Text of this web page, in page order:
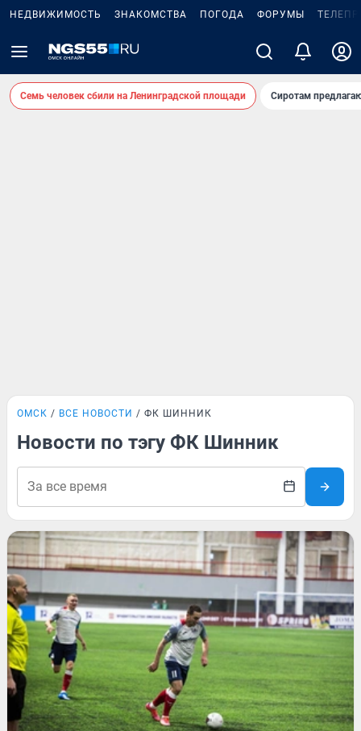
НЕДВИЖИМОСТЬ ЗНАКОМСТВА ПОГОДА ФОРУМЫ
Семь человек сбили на Ленинградской площади Сиротам
ОМСК ВСЕ НОВОСТИ ФК ШИННИК
Новости по тэгу ФК Шинник